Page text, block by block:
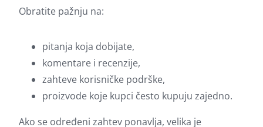
Obratite pažnju na:
pitanja koja dobijate,
komentare i recenzije,
zahteve korisničke podrške,
proizvode koje kupci često kupuju zajedno.
Ako se određeni zahtev ponavlja, velika je